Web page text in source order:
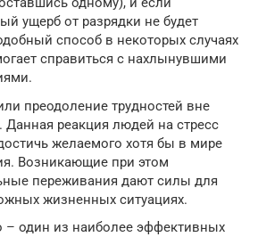
ущерб от разрядки не будет
способ в некоторых случаях
справиться с нахлынувшими
преодоление трудностей вне
Данная реакция людей на стресс
желаемого хотя бы в мире
Возникающие при этом
переживания дают силы для
жизненных ситуациях.
– один из наиболее эффективных